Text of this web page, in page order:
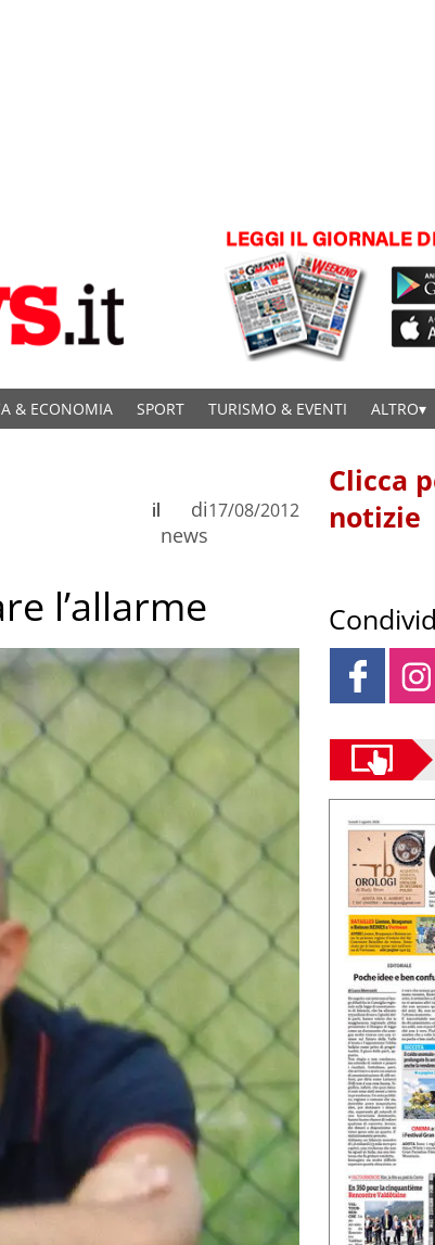
& ECONOMIA SPORT TURISMO & EVENTI ALTRO
di
news
il 17/08/2012
l’allarme
Clicca
notizie